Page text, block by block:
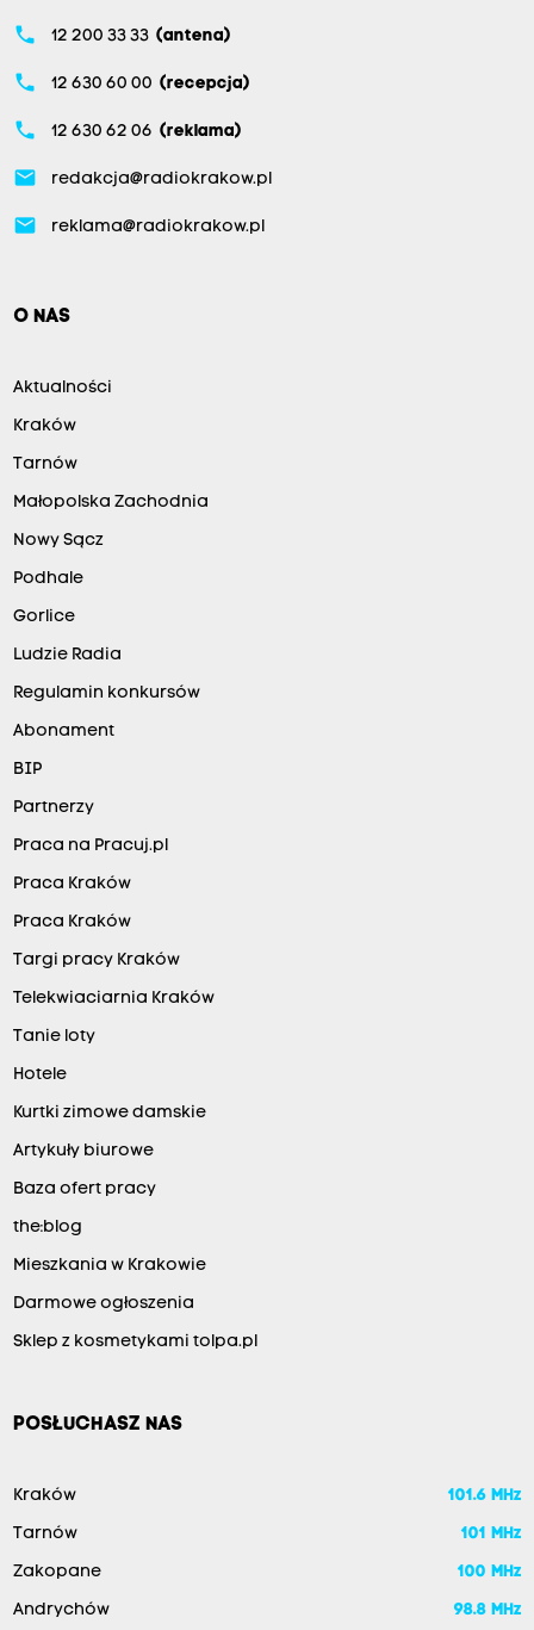
phone 12 200 33 33 (antena)
phone 12 630 60 00 (recepcja)
phone 12 630 62 06 (reklama)
email redakcja@radiokrakow.pl
email reklama@radiokrakow.pl
O NAS
Aktualności
Kraków
Tarnów
Małopolska Zachodnia
Nowy Sącz
Podhale
Gorlice
Ludzie Radia
Regulamin konkursów
Abonament
BIP
Partnerzy
Praca na Pracuj.pl
Praca Kraków
Praca Kraków
Targi pracy Kraków
Telekwiaciarnia Kraków
Tanie loty
Hotele
Kurtki zimowe damskie
Artykuły biurowe
Baza ofert pracy
the:blog
Mieszkania w Krakowie
Darmowe ogłoszenia
Sklep z kosmetykami tolpa.pl
POSŁUCHASZ NAS
Kraków 101.6 MHz
Tarnów 101 MHz
Zakopane 100 MHz
Andrychów 98.8 MHz